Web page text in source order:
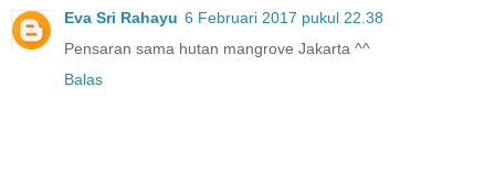
Eva Sri Rahayu 6 Februari 2017 pukul 22.38
Pensaran sama hutan mangrove Jakarta ^^
Balas